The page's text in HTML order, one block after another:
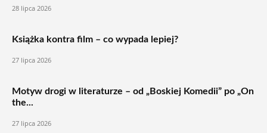
28 lipca 2026
Książka kontra film – co wypada lepiej?
27 lipca 2026
Motyw drogi w literaturze – od „Boskiej Komedii” po „On
the...
27 lipca 2026